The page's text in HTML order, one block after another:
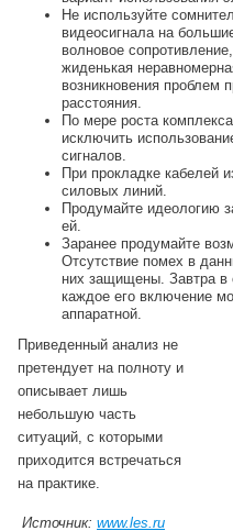
Не используйте
видеосигнала на
волновое
жиденькая
возникновения проблем
расстояния.
По мере роста
исключить
сигналов.
При прокладке кабелей
силовых линий.
Продумайте идеологию
ей.
Заранее продумайте
Отсутствие помех в
них защищены. Завтра в
каждое его включение
аппаратной.
Приведенный анализ не
претендует на полноту и
описывает лишь
небольшую часть
ситуаций, с которыми
приходится встречаться
на практике.
Источник: www.les.ru